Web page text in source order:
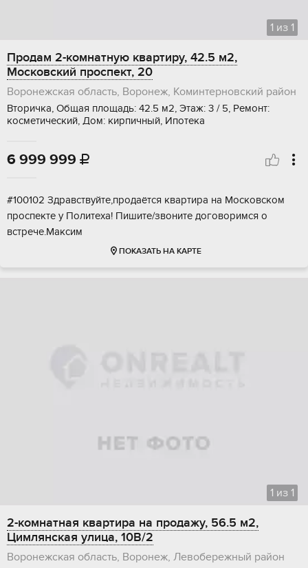
1 из 1
Продам 2-комнатную квартиру, 42.5 м2,
Московский проспект, 20
Воронежская область, Воронеж, Коминтерновский район
Вторичка, Общая площадь: 42.5 м2, Этаж: 3 / 5, Ремонт:
косметический, Дом: кирпичный, Ипотека
6 999 999 
#100102 Здравствуйте,продаётся квартира на Московском
проспекте у Политеха! Пишите/звоните договоримся о
встрече.Максим
ПОКАЗАТЬ НА КАРТЕ
1 из 1
2-комнатная квартира на продажу, 56.5 м2,
Цимлянская улица, 10В/2
Воронежская область, Воронеж, Левобережный район